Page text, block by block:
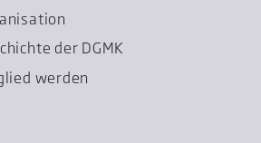
der DGMK
werden